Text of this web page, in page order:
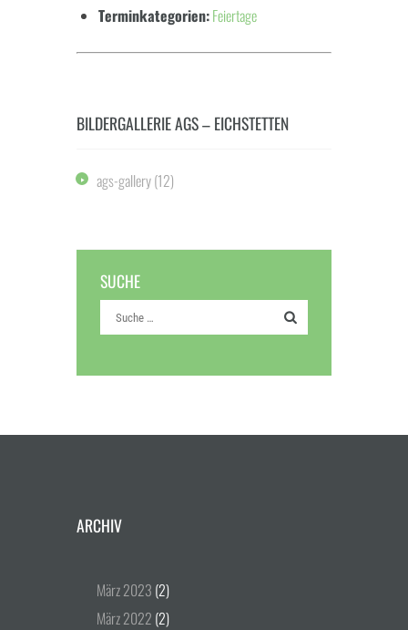
Terminkategorien:Feiertage
BILDERGALLERIE AGS – EICHSTETTEN
ags-gallery(12)
SUCHE
ARCHIV
März2023 (2)
März2022 (2)